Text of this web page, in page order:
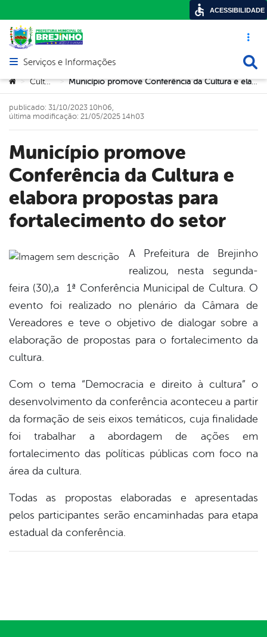
Acesso
Abrir menu principal de navegação
Serviços e Informações
Você está aqui:
> Cultura > Município promove Conferência da Cultura e elabora propostas para fortalecimento do setor
Município promove
Conferência da Cultura e
elabora propostas para
fortalecimento do setor
publicado: 31/10/2023 10h06,
última modificação: 21/05/2025 14h03
A Prefeitura de Brejinho
realizou, nesta segunda-
feira (30),a 1ª Conferência Municipal de Cultura. O
evento foi realizado no plenário da Câmara de
Vereadores e teve o objetivo de dialogar sobre a
elaboração de propostas para o fortalecimento da
cultura.
Com o tema “Democracia e direito à cultura” o
desenvolvimento da conferência aconteceu a partir
da formação de seis eixos temáticos, cuja finalidade
foi trabalhar a abordagem de ações em
fortalecimento das políticas públicas com foco na
área da cultura.
Todas as propostas elaboradas e apresentadas
pelos participantes serão encaminhadas para etapa
estadual da conferência.
ACESSIBILIDADE